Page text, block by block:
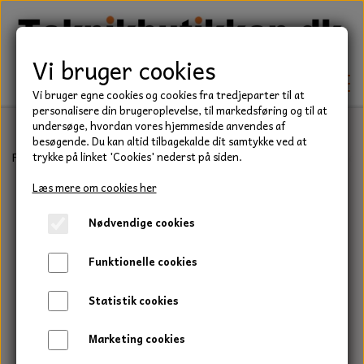
TEKNIK
KILEREMME
LEJER
PAKDÅSER
LÅSERINGE
BEFÆSTELSE
HAVE/PARK
UNIVERSALE REMME TIL PLÆNEKLIPPER OG
HAVETRAKTOR
TRAKTOR/ENTREPRENØR
Forside Befæstelse Bolte Stålsætbolt, Elgalvaniseret, Kvalitet
Vi bruger cookies
Vi bruger egne cookies og cookies fra tredjeparter til at
personalisere din brugeroplevelse, til markedsføring og til at
undersøge, hvordan vores hjemmeside anvendes af
besøgende. Du kan altid tilbagekalde dit samtykke ved at
trykke på linket 'Cookies' nederst på siden.
Læs mere om cookies her
Nødvendige cookies
Funktionelle cookies
Statistik cookies
Marketing cookies